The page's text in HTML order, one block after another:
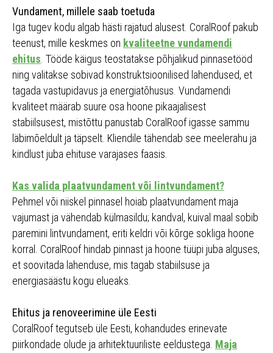
Vundament, millele saab toetuda
Iga tugev kodu algab hästi rajatud alusest. CoralRoof pakub
teenust, mille keskmes on kvaliteetne vundamendi
ehitus. Tööde käigus teostatakse põhjalikud pinnasetööd
ning valitakse sobivad konstruktsioonilised lahendused, et
tagada vastupidavus ja energiatõhusus. Vundamendi
kvaliteet määrab suure osa hoone pikaajalisest
stabiilsusest, mistõttu panustab CoralRoof igasse sammu
läbimõeldult ja täpselt. Kliendile tähendab see meelerahu ja
kindlust juba ehituse varajases faasis.
Kas valida plaatvundament või lintvundament?
Pehmel või niiskel pinnasel hoiab plaatvundament maja
vajumast ja vähendab külmasildu; kandval, kuival maal sobib
paremini lintvundament, eriti keldri või kõrge sokliga hoone
korral. CoralRoof hindab pinnast ja hoone tüüpi juba alguses,
et soovitada lahenduse, mis tagab stabiilsuse ja
energiasäästu kogu elueaks.
Ehitus ja renoveerimine üle Eesti
CoralRoof tegutseb üle Eesti, kohandudes erinevate
piirkondade olude ja arhitektuuriliste eeldustega. Maja